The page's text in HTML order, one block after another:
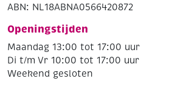
ABN: NL18ABNA0566420872
Openingstijden
Maandag 13:00 tot 17:00 uur
Di t/m Vr 10:00 tot 17:00 uur
Weekend gesloten